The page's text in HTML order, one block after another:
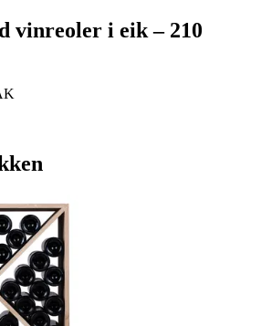
vinreoler i eik – 210